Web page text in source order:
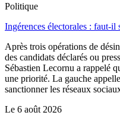
Politique
Ingérences électorales : faut-il
Après trois opérations de
des candidats déclarés ou
Sébastien Lecornu a rappelé
une priorité. La gauche
sanctionner les réseaux
Le 6 août 2026